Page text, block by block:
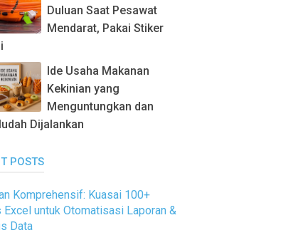
Duluan Saat Pesawat
Mendarat, Pakai Stiker
Ide Usaha Makanan
Kekinian yang
Menguntungkan dan
Dijalankan
POSTS
Komprehensif: Kuasai 100+
Excel untuk Otomatisasi Laporan &
Data